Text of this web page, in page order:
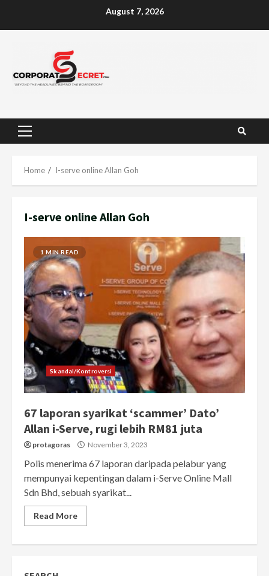
August 7, 2026
Primary
Home I-serve online Allan Goh
I-serve online Allan Goh
1 MIN READ
Skandal/Kontroversi
67 laporan syarikat ‘scammer’ Dato’
Allan i-Serve, rugi lebih RM81 juta
protagoras November 3, 2023
Polis menerima 67 laporan daripada pelabur yang
mempunyai kepentingan dalam i-Serve Online Mall
Sdn Bhd, sebuah syarikat...
Read More